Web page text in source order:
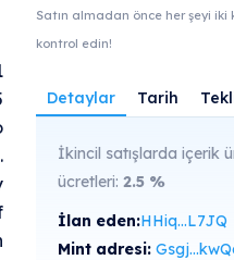
Satın almadan önce her şeyi iki
kontrol edin!
Detaylar Tarih
İkincil satışlarda içerik
ücretleri: 2.5 %
İlan eden:HHiq...L7JQ
Mint adresi: